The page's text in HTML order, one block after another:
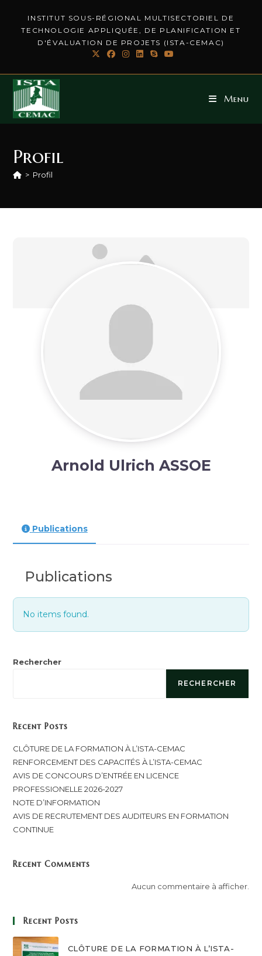
INSTITUT SOUS-RÉGIONAL MULTISECTORIEL DE
TECHNOLOGIE APPLIQUÉE, DE PLANIFICATION ET
D'ÉVALUATION DE PROJETS (ISTA-CEMAC)
Menu
Profil
> Profil
Arnold Ulrich ASSOE
Publications
Publications
No items found.
Rechercher
RECHERCHER
Recent Posts
CLÔTURE DE LA FORMATION À L’ISTA-CEMAC
RENFORCEMENT DES CAPACITÉS À L’ISTA-CEMAC
AVIS DE CONCOURS D’ENTRÉE EN LICENCE
PROFESSIONELLE 2026-2027
NOTE D’INFORMATION
AVIS DE RECRUTEMENT DES AUDITEURS EN FORMATION
CONTINUE
Recent Comments
Aucun commentaire à afficher.
Recent Posts
CLÔTURE DE LA FORMATION À L’ISTA-